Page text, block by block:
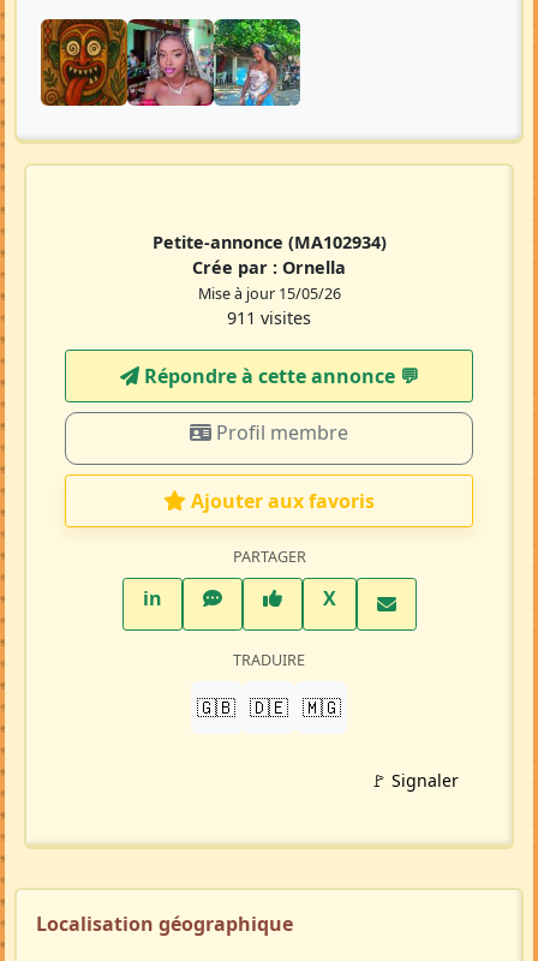
Petite-annonce (MA102934)
Crée par : Ornella
Mise à jour 15/05/26
911 visites
Répondre à cette annonce 💬​
Profil membre
Ajouter aux favoris
PARTAGER
inLinkedInWhatsAppFacebook
XTwitter X
TRADUIRE
🇬🇧 🇩🇪 🇲🇬
🚩 Signaler
Localisation géographique